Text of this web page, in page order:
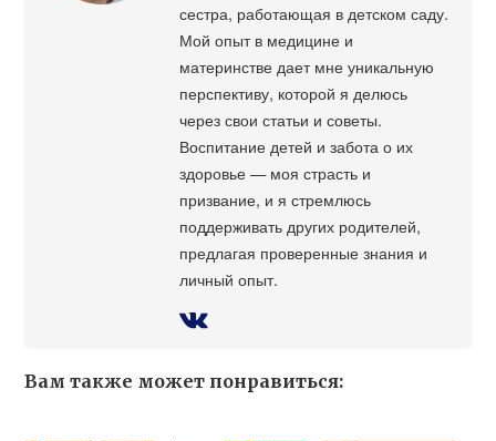
сестра, работающая в детском саду.
Мой опыт в медицине и
материнстве дает мне уникальную
перспективу, которой я делюсь
через свои статьи и советы.
Воспитание детей и забота о их
здоровье — моя страсть и
призвание, и я стремлюсь
поддерживать других родителей,
предлагая проверенные знания и
личный опыт.
Вам также может понравиться: